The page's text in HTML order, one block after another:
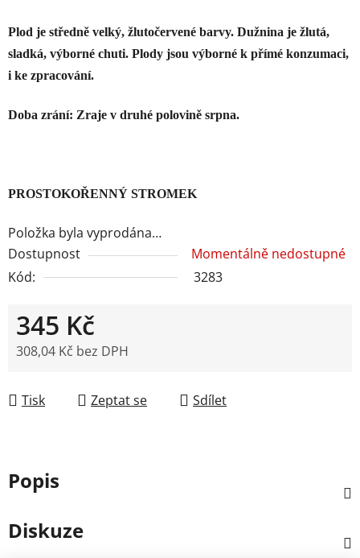
Plod je středně velký, žlutočervené barvy. Dužnina je žlutá,
sladká, výborné chuti. Plody jsou výborné k přímé konzumaci,
i ke zpracování.
Doba zrání: Zraje v druhé polovině srpna.
PROSTOKOŘENNÝ STROMEK
Položka byla vyprodána…
Dostupnost
Momentálně nedostupné
Kód:
3283
345 Kč
308,04 Kč bez DPH
Tisk
Zeptat se Sdílet
Popis
Diskuze